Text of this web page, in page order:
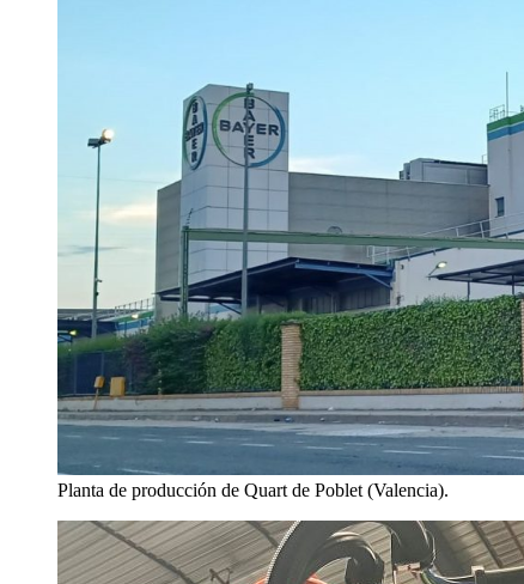
Planta de producción de Quart de Poblet (Valencia).